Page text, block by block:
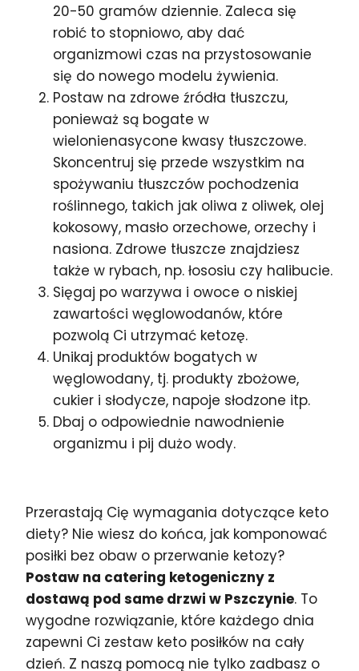
20-50 gramów dziennie. Zaleca się
robić to stopniowo, aby dać
organizmowi czas na przystosowanie
się do nowego modelu żywienia.
Postaw na zdrowe źródła tłuszczu,
ponieważ są bogate w
wielonienasycone kwasy tłuszczowe.
Skoncentruj się przede wszystkim na
spożywaniu tłuszczów pochodzenia
roślinnego, takich jak oliwa z oliwek, olej
kokosowy, masło orzechowe, orzechy i
nasiona. Zdrowe tłuszcze znajdziesz
także w rybach, np. łososiu czy halibucie.
Sięgaj po warzywa i owoce o niskiej
zawartości węglowodanów, które
pozwolą Ci utrzymać ketozę.
Unikaj produktów bogatych w
węglowodany, tj. produkty zbożowe,
cukier i słodycze, napoje słodzone itp.
Dbaj o odpowiednie nawodnienie
organizmu i pij dużo wody.
Przerastają Cię wymagania dotyczące keto
diety? Nie wiesz do końca, jak komponować
posiłki bez obaw o przerwanie ketozy?
Postaw na catering ketogeniczny z
dostawą pod same drzwi w Pszczynie. To
wygodne rozwiązanie, które każdego dnia
zapewni Ci zestaw keto posiłków na cały
dzień. Z naszą pomocą nie tylko zadbasz o